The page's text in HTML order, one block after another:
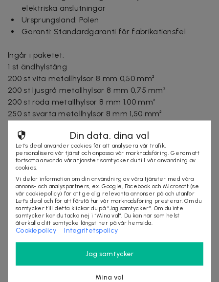
elektriska anslutningar
Ursprungsland: Polen
Garanti: Standardgaranti för fabrikationsfel
Ingår i paketet:
1 st ändhylstång
200 st vita metallhylsor 8 mm 0,50 mm²
200 st ljusgrå metallhylsor 8 mm 0,75 mm²
200 st röda metallhylsor 8 mm 1,00 mm²
250 st svarta metallhylsor 8 mm 1,50 mm²
50 st grå metallhylsor 9 mm 4,00 mm²
25 st gula metallhylsor 12 mm 6,00 mm²
25 st röda metallhylsor 12 mm 10,00 mm²
1 st organisatör
Leveranstid: 1-3 arbetsdagar
Säljes av
Nordmagasinet.com
Organisationsnummer:556905-5238
Din data, dina val
Let’s deal använder cookies för att analysera vår trafik,
personalisera vår tjänst och anpassa vår marknadsföring. Genom att
fortsätta använda våra tjänster samtycker du till vår användning av
cookies.
Vi delar information om din användning av våra tjänster med våra
annons- och analyspartners, ex. Google, Facebook och Microsoft (se
vår cookiepolicy) för att ge dig relevanta annonser på och utanför
Let’s deal och för att förstå hur vår marknadsföring presterar. Om du
samtycker till detta klickar du på “Jag samtycker”. Om du inte
samtycker kan du tacka nej i “Mina val”. Du kan när som helst
återkalla ditt samtycke längst ner på vår hemsida.
Cookiepolicy Integritetspolicy
Jag samtycker
Mina val